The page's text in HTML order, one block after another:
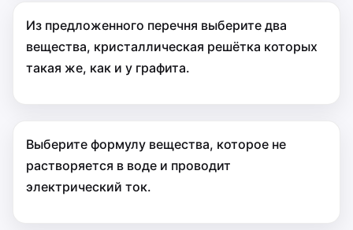
Из предложенного перечня выберите два
вещества, кристаллическая решётка которых
такая же, как и у графита.
Выберите формулу вещества, которое не
растворяется в воде и проводит
электрический ток.